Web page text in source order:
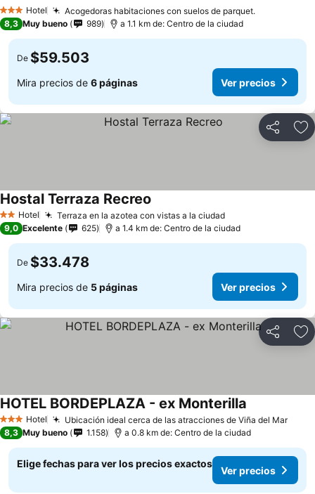
3 Estrellas
Hotel Acogedoras habitaciones con suelos de parquet.Ver precios
8,3 Muy bueno 989 a 1.1 km de: Centro de la ciudad
De $59.503
Mira precios de 6 páginas Ver precios
Compartir
2 Estrellas
Hotel Terraza en la azotea con vistas a la ciudadVer precios
Hostal Terraza Recreo
9,0 Excelente 625 a 1.4 km de: Centro de la ciudad
De $33.478
Mira precios de 5 páginas Ver precios
Compartir
3 Estrellas
Hotel Ubicación ideal cerca de las atracciones de Viña del MarVer
HOTEL BORDEPLAZA - ex Monterilla
8,3 Muy bueno 1.158 a 0.8 km de: Centro de la ciudad
Elige fechas para ver los precios exactos
Ver precios